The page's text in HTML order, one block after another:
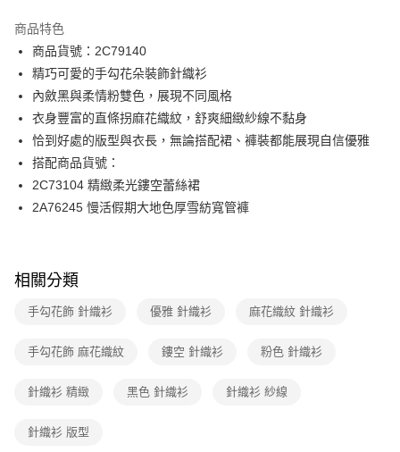
合作金庫商業銀行
華南商業銀行
上海商業儲蓄銀行
國泰世華商業銀行
兆豐國際商業銀行
臺灣中小企業銀行
台中商業銀行
匯豐（台灣）商業銀行
華泰商業銀行
聯邦商業銀行
遠東國際商業銀行
元大商業銀行
玉山商業銀行
台新國際商業銀行
中國信託商業銀行
LINE Pay
Apple Pay
街口支付
AFTEE先享後付
相關說明
【關於「AFTEE先享後付」】
AFTEE先享後付是「在收到商品之後才付款」的支付方式。 讓您購物簡單
１．於結帳方式選擇「AFTEE先享後付」後，將跳轉至「AFTEE先享後付」
２．訂單成立數日內，您將收到繳費通知簡訊。
３．收到繳費通知簡訊後14天內，點擊此簡訊中的連結，可透過四大超商／
※ 請注意：結帳手續完成當下不需立刻繳費，但若您需要取消訂單，請聯絡
後付繳納相關費用。
※ 交易是否成功請以「AFTEE先享後付 」之結帳頁面顯示為準，若有關於
付款後全家FamilyMart取貨
每筆NT$90，滿NT$3,600(含以上)免運費
黑貓宅配
離島宅配 (蘭嶼恕不配送)
商品特色
商品貨號：2C79140
精巧可愛的手勾花朵裝飾針織衫
內斂黑與柔情粉雙色，展現不同風格
衣身豐富的直條拐麻花織紋，舒爽細緻紗線不黏身
恰到好處的版型與衣長，無論搭配裙、褲裝都能展現自信優雅
搭配商品貨號：
2C73104 精緻柔光鏤空蕾絲裙
2A76245 慢活假期大地色厚雪紡寬管褲
相關分類
手勾花飾 針織衫 優雅 針織衫 麻花織紋 針織衫
手勾花飾 麻花織紋 鏤空 針織衫 粉色 針織衫
針織衫 精緻 黑色 針織衫 針織衫 紗線
針織衫 版型